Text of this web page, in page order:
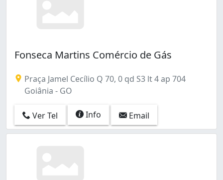
Fonseca Martins Comércio de Gás
Praça Jamel Cecílio Q 70, 0 qd S3 lt 4 ap 704
Goiânia - GO
Ver Tel Info Email